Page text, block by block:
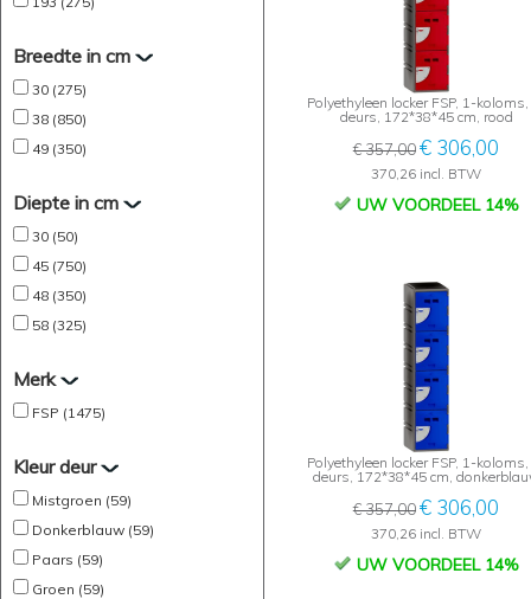
Breedte in cm
30 (275)
38 (850)
49 (350)
Diepte in cm
30 (50)
45 (750)
48 (350)
58 (325)
Merk
FSP (1475)
Kleur deur
Mistgroen (59)
Donkerblauw (59)
Paars (59)
Groen (59)
Polyethyleen locker FSP, 1-
deurs, 172*38*45 cm, rood
€ 357,00€ 306,00
370,26 incl. BTW
UW VOORDEEL 14%
Polyethyleen locker FSP, 1-
deurs, 172*38*45 cm,
€ 357,00€ 306,00
370,26 incl. BTW
UW VOORDEEL 14%